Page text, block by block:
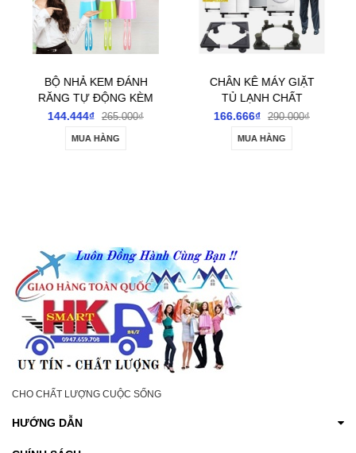
BỘ NHẢ KEM ĐÁNH
RĂNG TỰ ĐỘNG KÈM
3 CỐC
144.444₫ 265.000₫
MUA HÀNG
CHÂN KÊ MÁY GIẶT
TỦ LẠNH CHẤT
LƯỢNG CAO
166.666₫ 290.000₫
MUA HÀNG
CHO CHẤT LƯỢNG CUỘC SỐNG
HƯỚNG DẪN